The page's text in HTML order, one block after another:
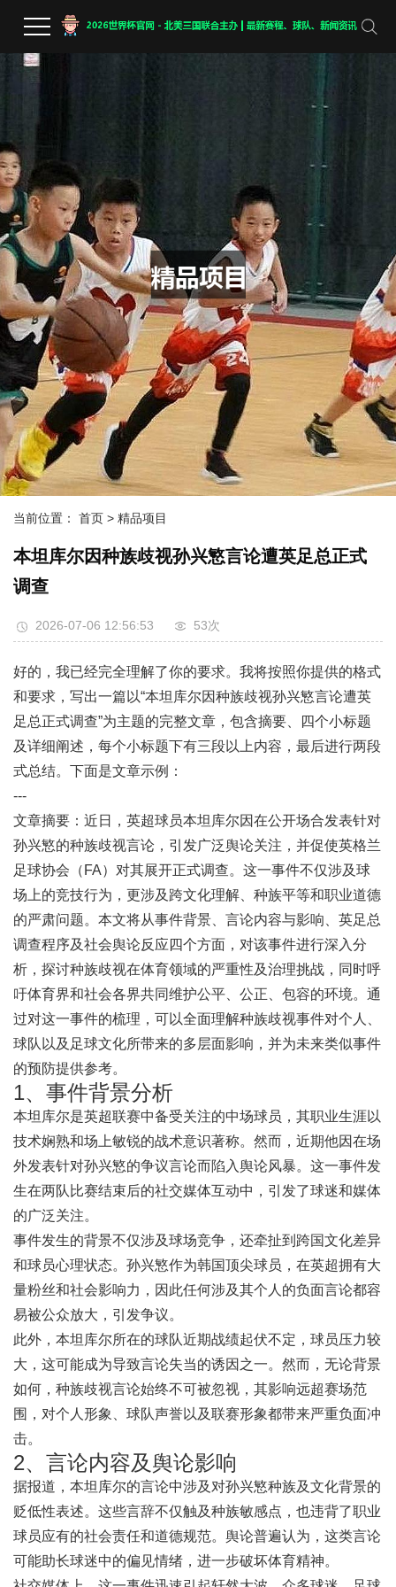
当前位置： 首页 > 精品项目
本坦库尔因种族歧视孙兴慜言论遭英足总正式
调查
2026-07-06 12:56:53 53次
好的，我已经完全理解了你的要求。我将按照你提供的格式
和要求，写出一篇以“本坦库尔因种族歧视孙兴慜言论遭英
足总正式调查”为主题的完整文章，包含摘要、四个小标题
及详细阐述，每个小标题下有三段以上内容，最后进行两段
式总结。下面是文章示例：
---
文章摘要：近日，英超球员本坦库尔因在公开场合发表针对
孙兴慜的种族歧视言论，引发广泛舆论关注，并促使英格兰
足球协会（FA）对其展开正式调查。这一事件不仅涉及球
场上的竞技行为，更涉及跨文化理解、种族平等和职业道德
的严肃问题。本文将从事件背景、言论内容与影响、英足总
调查程序及社会舆论反应四个方面，对该事件进行深入分
析，探讨种族歧视在体育领域的严重性及治理挑战，同时呼
吁体育界和社会各界共同维护公平、公正、包容的环境。通
过对这一事件的梳理，可以全面理解种族歧视事件对个人、
球队以及足球文化所带来的多层面影响，并为未来类似事件
的预防提供参考。
1、事件背景分析
本坦库尔是英超联赛中备受关注的中场球员，其职业生涯以
技术娴熟和场上敏锐的战术意识著称。然而，近期他因在场
外发表针对孙兴慜的争议言论而陷入舆论风暴。这一事件发
生在两队比赛结束后的社交媒体互动中，引发了球迷和媒体
的广泛关注。
事件发生的背景不仅涉及球场竞争，还牵扯到跨国文化差异
和球员心理状态。孙兴慜作为韩国顶尖球员，在英超拥有大
量粉丝和社会影响力，因此任何涉及其个人的负面言论都容
易被公众放大，引发争议。
此外，本坦库尔所在的球队近期战绩起伏不定，球员压力较
大，这可能成为导致言论失当的诱因之一。然而，无论背景
如何，种族歧视言论始终不可被忽视，其影响远超赛场范
围，对个人形象、球队声誉以及联赛形象都带来严重负面冲
击。
2、言论内容及舆论影响
据报道，本坦库尔的言论中涉及对孙兴慜种族及文化背景的
贬低性表述。这些言辞不仅触及种族敏感点，也违背了职业
球员应有的社会责任和道德规范。舆论普遍认为，这类言论
可能助长球迷中的偏见情绪，进一步破坏体育精神。